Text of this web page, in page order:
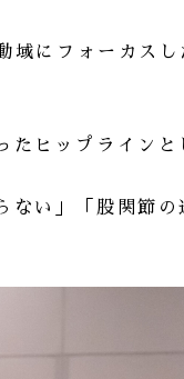
域にフォーカスし
たヒップラインと
ない」「股関節の